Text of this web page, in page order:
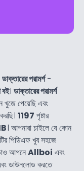
ডাক্তারের পরামর্শ-
বই। ডাক্তারের পরামর্শ
পেয়েছি এবং
1197 পৃষ্টার
। আপনারা চাইলে যে কোন
পিডিএফ খুব সহজে
আপনেAllboi এবং
ডাউনলোড করতে